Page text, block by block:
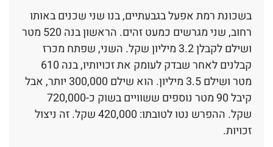
בשכונת רמת אפעל בגבעתיים, בנו שני שכנים באותו
רחוב, שני מגרשים כמעט זהים. הראשון בנה 520 מטר
ושילם לקבלן 3.2 מיליון שקל. השני, שפתח מכרז
קבלנים לאחר שבדק לעומק את זכויותיו, בנה 610
מטר ושילם 3.5 מיליון. הוא שילם 300,000 יותר, אבל
קיבל 90 מטר נוספים ששוויים בשוק כ-720,000
שקל. ההפרש נטו לטובתו: 420,000 שקל. זה ניצול
זכויות.